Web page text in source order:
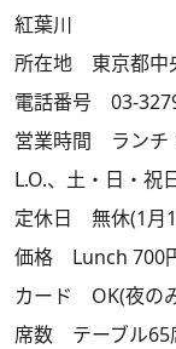
紅葉川
所在地 東京都中
電話番号 03-
営業時間 ランチ
L.O.、土・日・祝
定休日 無休(1月
価格 Lunch 700
カード OK(夜の
席数 テーブル65